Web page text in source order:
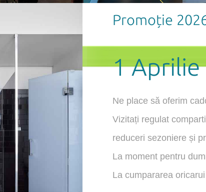
Promoție
1 Aprilie
Ne place să oferim
Vizitați regulat
reduceri sezoniere și
La moment pentru
La cumpararea